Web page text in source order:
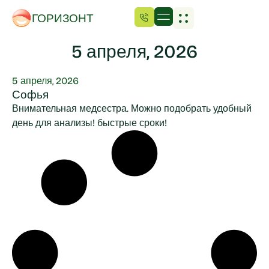
ГОРИЗОНТ
5 апреля, 2026
5 апреля, 2026
Софья
Внимательная медсестра. Можно подобрать удобный
день для анализы! быстрые сроки!